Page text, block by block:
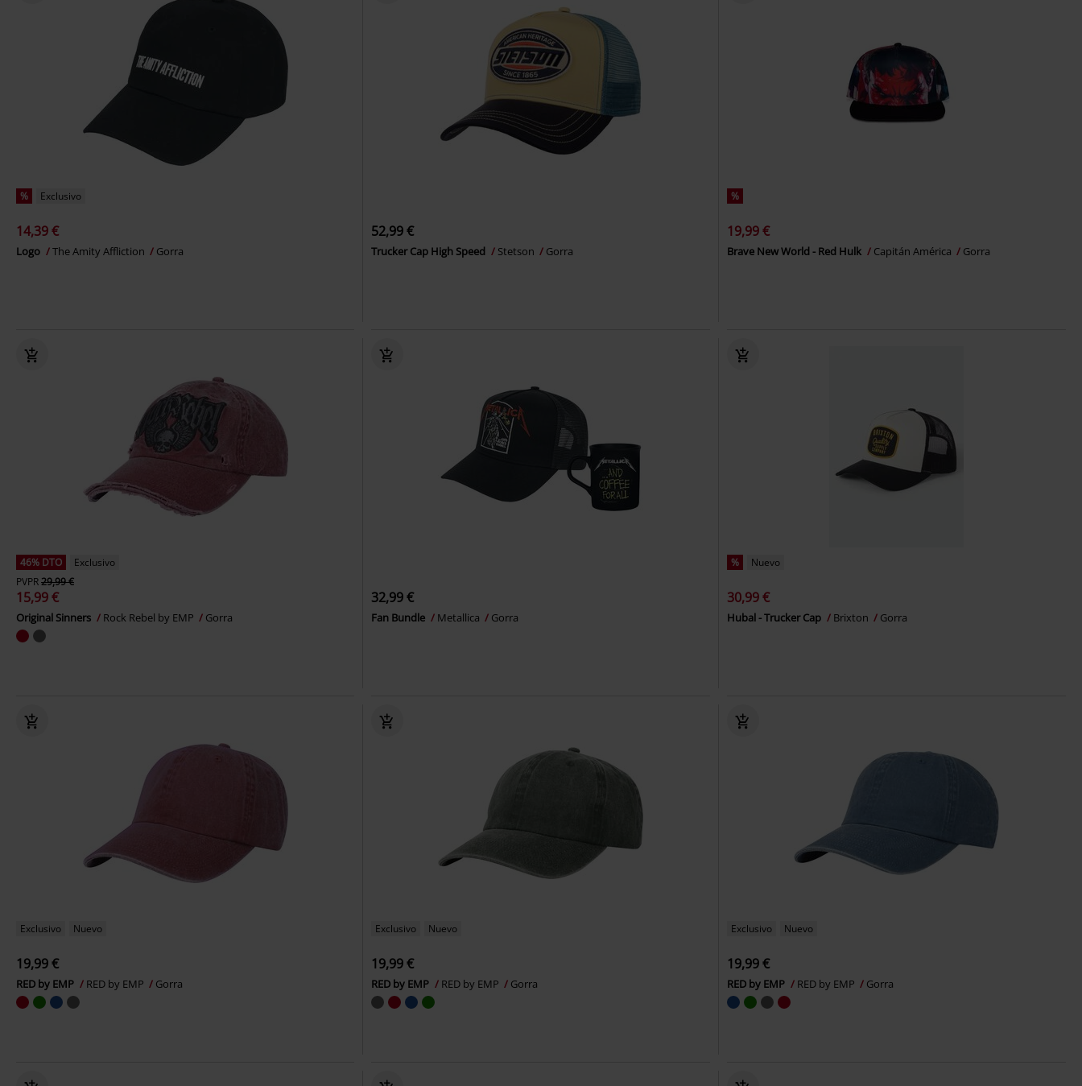
% Exclusivo
14,39 €
Logo The Amity Affliction Gorra
52,99 €
Trucker Cap High Speed Stetson Gorra
%
19,99 €
Brave New World - Red Hulk Capitán América Gorra
46% DTO
Exclusivo
PVPR29,99 €
15,99 €
Original Sinners Rock Rebel by EMP Gorra
32,99 €
Fan Bundle Metallica Gorra
% Nuevo
30,99 €
Hubal - Trucker Cap Brixton Gorra
Exclusivo Nuevo
19,99 €
RED by EMP RED by EMP Gorra
Exclusivo Nuevo
19,99 €
RED by EMP RED by EMP Gorra
Exclusivo Nuevo
19,99 €
RED by EMP RED by EMP Gorra